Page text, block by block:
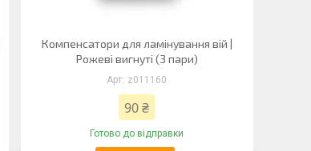
Компенсатори для ламінування вій |
Рожеві вигнуті (3 пари)
z011160
90 ₴
Готово до відправки